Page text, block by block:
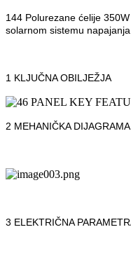
144 Polurezane ćelije
solarnom sistemu napajanja.
1 KLJUČNA OBILJEŽJA
2 MEHANIČKA DIJAGRAMA
3 ELEKTRIČNA